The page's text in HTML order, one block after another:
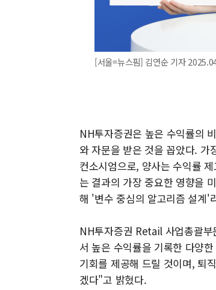
[서울=뉴스핌] 김연순 기자
NH투자증권은 높은 수익률의
와 자문을 받은 것을 꼽았다. 가
컨소시엄으로, 양사는 수익률
는 결과의 가장 중요한 영향을
해 '변수 중심의 알고리즘 설계'
NH투자증권 Retail 사업총괄
서 높은 수익률을 기록한 다양
기회를 제공해 드릴 것이며, 퇴
겠다"고 밝혔다.